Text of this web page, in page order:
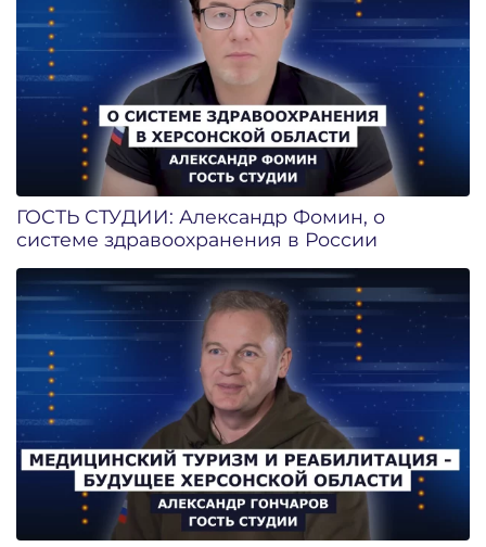
ГОСТЬ СТУДИИ: Александр Фомин, о
системе здравоохранения в России